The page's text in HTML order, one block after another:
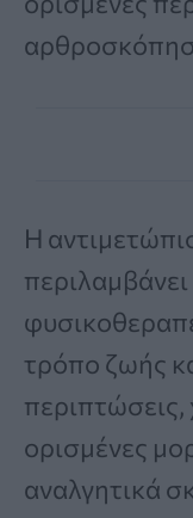
Η
τρόπο ζωής
ορισμένες
αναλγητικά